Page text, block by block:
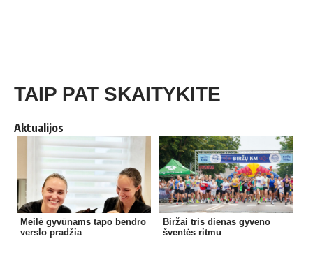
TAIP PAT SKAITYKITE
Aktualijos
Meilė gyvūnams tapo bendro
verslo pradžia
Biržai tris dienas gyveno
šventės ritmu